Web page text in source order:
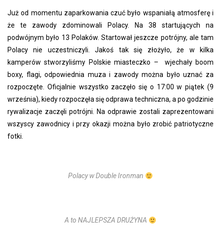
Już od momentu zaparkowania czuć było wspaniałą atmosferę i
że te zawody zdominowali Polacy. Na 38 startujących na
podwójnym było 13 Polaków. Startował jeszcze potrójny, ale tam
Polacy nie uczestniczyli. Jakoś tak się złożyło, że w kilka
kamperów stworzyliśmy Polskie miasteczko – wjechały boom
boxy, flagi, odpowiednia muza i zawody można było uznać za
rozpoczęte. Oficjalnie wszystko zaczęło się o 17:00 w piątek (9
września), kiedy rozpoczęła się odprawa techniczna, a po godzinie
rywalizacje zaczęli potrójni. Na odprawie zostali zaprezentowani
wszyscy zawodnicy i przy okazji można było zrobić patriotyczne
fotki.
Polacy w Double Ironman
A to NAJLEPSZA DRUŻYNA